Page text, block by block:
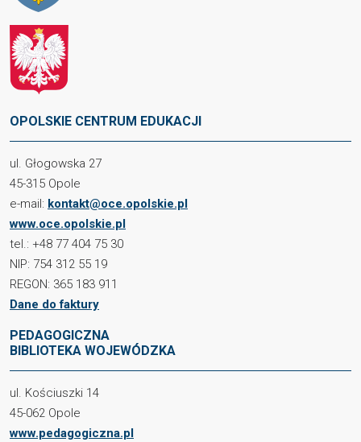
OPOLSKIE CENTRUM EDUKACJI
ul. Głogowska 27
45-315 Opole
e-mail: kontakt@oce.opolskie.pl
www.oce.opolskie.pl
tel.: +48 77 404 75 30
NIP: 754 312 55 19
REGON: 365 183 911
Dane do faktury
PEDAGOGICZNA
BIBLIOTEKA WOJEWÓDZKA
ul. Kościuszki 14
45-062 Opole
www.pedagogiczna.pl